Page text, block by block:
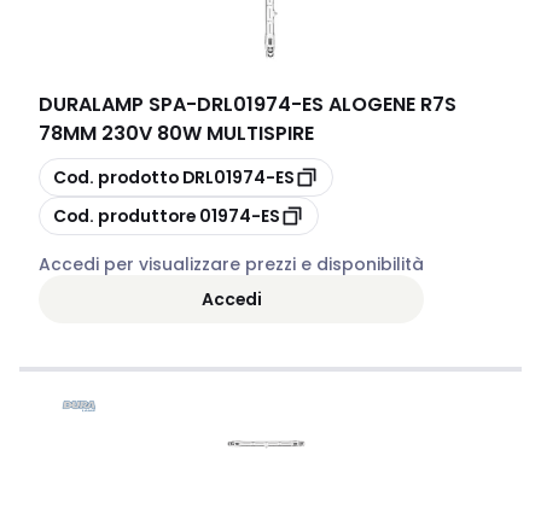
DURALAMP SPA-DRL01974-ES ALOGENE R7S
78MM 230V 80W MULTISPIRE
copia
Cod. prodotto DRL01974-ES
copia
Cod. produttore 01974-ES
Accedi per visualizzare prezzi e disponibilità
Accedi